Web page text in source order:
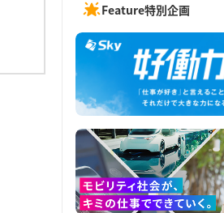
Feature特別企画